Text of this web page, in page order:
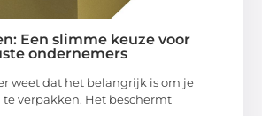
Een slimme keuze voor
ondernemers
weet dat het belangrijk is om je
verpakken. Het beschermt